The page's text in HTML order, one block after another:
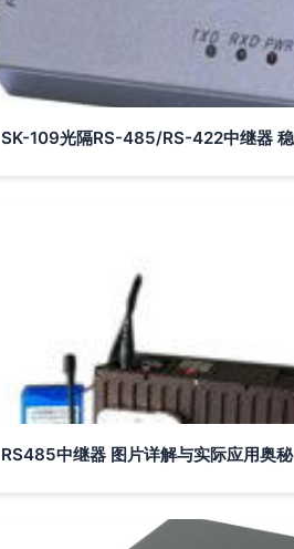
RS485中继器 图片详解与实际应用奥秘